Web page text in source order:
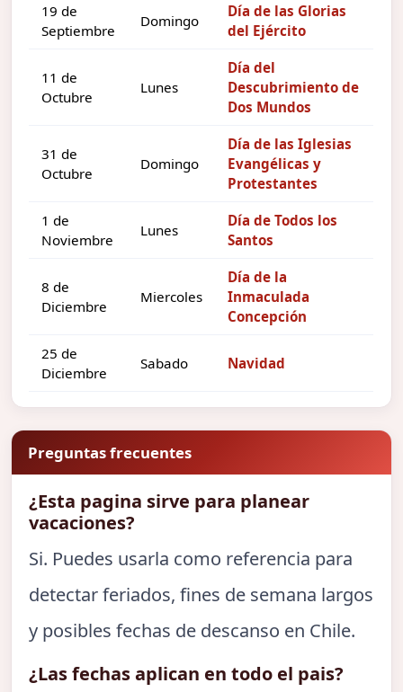
19 de
Septiembre
Domingo
Día de las Glorias
del Ejército
11 de
Octubre
Lunes
Día del
Descubrimiento de
Dos Mundos
31 de
Octubre
Domingo
Día de las Iglesias
Evangélicas y
Protestantes
1 de
Noviembre
Lunes
Día de Todos los
Santos
8 de
Diciembre
Miercoles
Día de la
Inmaculada
Concepción
25 de
Diciembre
Sabado Navidad
Preguntas frecuentes
¿Esta pagina sirve para planear
vacaciones?
Si. Puedes usarla como referencia para
detectar feriados, fines de semana largos
y posibles fechas de descanso en Chile.
¿Las fechas aplican en todo el pais?